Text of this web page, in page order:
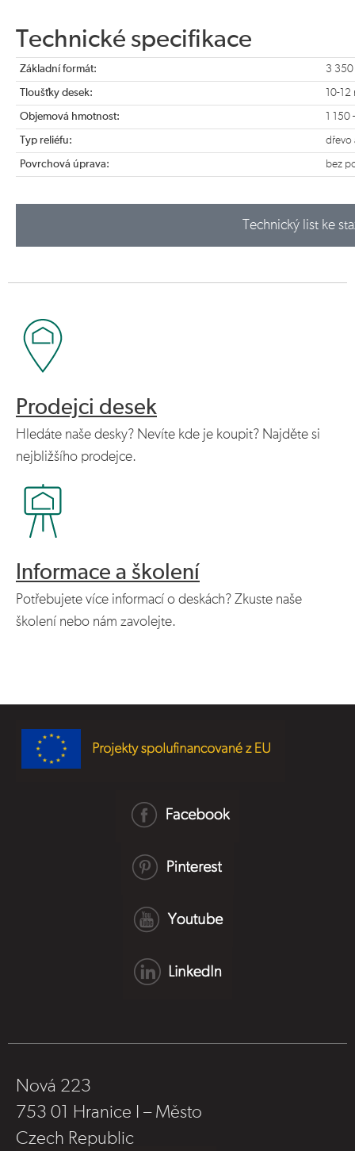
Technické specifikace
Základní formát: 3 350
Tloušťky desek: 10-
Objemová hmotnost: 1
Typ reliéfu: dřevo
Povrchová úprava: bez
Technický list ke
Prodejci desek
Hledáte naše desky? Nevíte kde je koupit? Najděte si
nejbližšího prodejce.
Informace a školení
Potřebujete více informací o deskách? Zkuste naše
školení nebo nám zavolejte.
Nová 223
753 01 Hranice I – Město
Czech Republic